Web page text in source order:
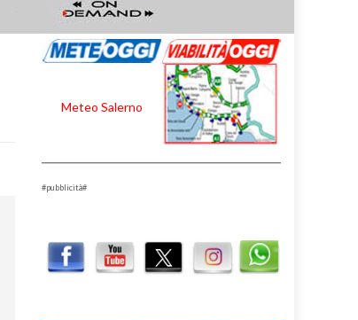
Meteo Salerno
#pubblicità#